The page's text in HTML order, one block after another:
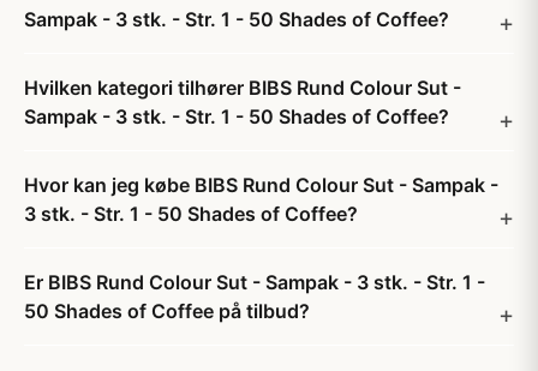
Sampak - 3 stk. - Str. 1 - 50 Shades of Coffee?
Hvilken kategori tilhører BIBS Rund Colour Sut -
Sampak - 3 stk. - Str. 1 - 50 Shades of Coffee?
Hvor kan jeg købe BIBS Rund Colour Sut - Sampak -
3 stk. - Str. 1 - 50 Shades of Coffee?
Er BIBS Rund Colour Sut - Sampak - 3 stk. - Str. 1 -
50 Shades of Coffee på tilbud?